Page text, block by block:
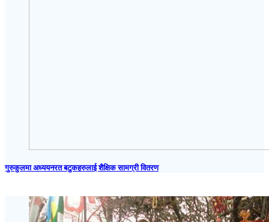
गुरुकुलमा अध्ययनरत बटुकहरुलाई शैक्षिक सामग्री वितरण